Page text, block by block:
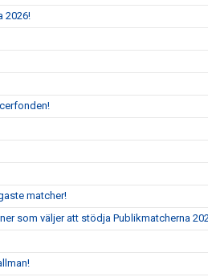
2026!
matcher!
som väljer att stödja Publikmatcherna